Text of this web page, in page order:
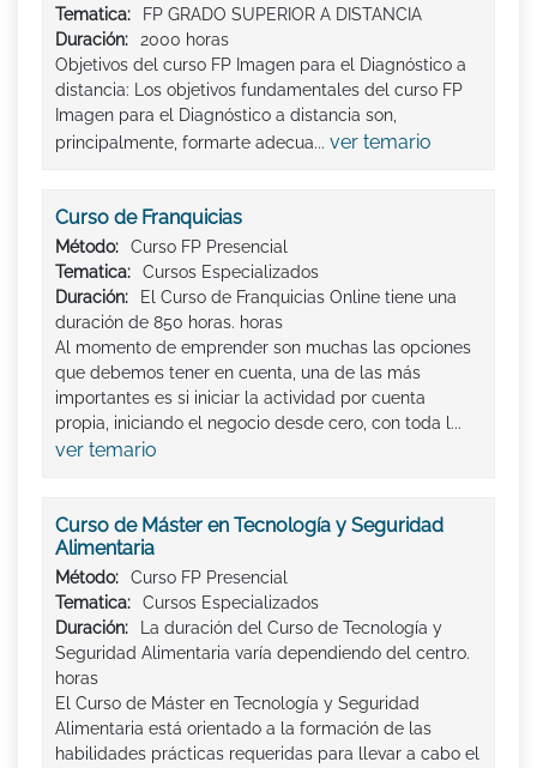
Tematica:
FP GRADO SUPERIOR A DISTANCIA
Duración:
2000 horas
Objetivos del curso FP Imagen para el Diagnóstico a
distancia: Los objetivos fundamentales del curso FP
Imagen para el Diagnóstico a distancia son,
principalmente, formarte adecua... ver temario
Curso de Franquicias
Método:
Curso FP Presencial
Tematica:
Cursos Especializados
Duración:
El Curso de Franquicias Online tiene una
duración de 850 horas. horas
Al momento de emprender son muchas las opciones
que debemos tener en cuenta, una de las más
importantes es si iniciar la actividad por cuenta
propia, iniciando el negocio desde cero, con toda l...
ver temario
Curso de Máster en Tecnología y Seguridad
Alimentaria
Método:
Curso FP Presencial
Tematica:
Cursos Especializados
Duración:
La duración del Curso de Tecnología y
Seguridad Alimentaria varía dependiendo del centro.
horas
El Curso de Máster en Tecnología y Seguridad
Alimentaria está orientado a la formación de las
habilidades prácticas requeridas para llevar a cabo el